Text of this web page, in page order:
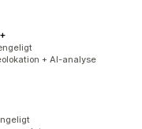
+ AI-analyse